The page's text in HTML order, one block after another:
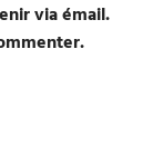
via émail.